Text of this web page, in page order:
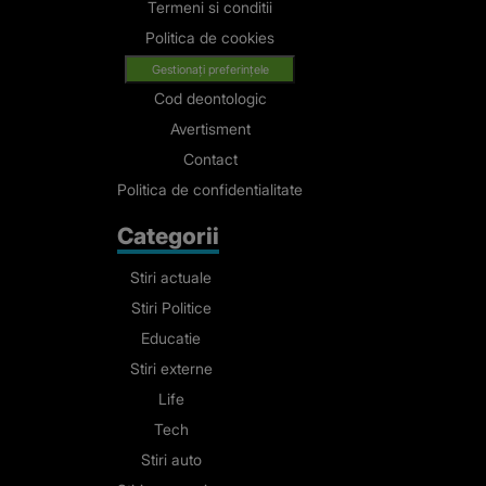
Termeni si conditii
Politica de cookies
Gestionați preferințele
Cod deontologic
Avertisment
Contact
Politica de confidentialitate
Categorii
Stiri actuale
Stiri Politice
Educatie
Stiri externe
Life
Tech
Stiri auto